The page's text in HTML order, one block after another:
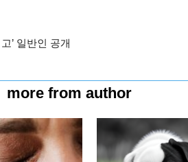
’ 일반인 공개
more from author